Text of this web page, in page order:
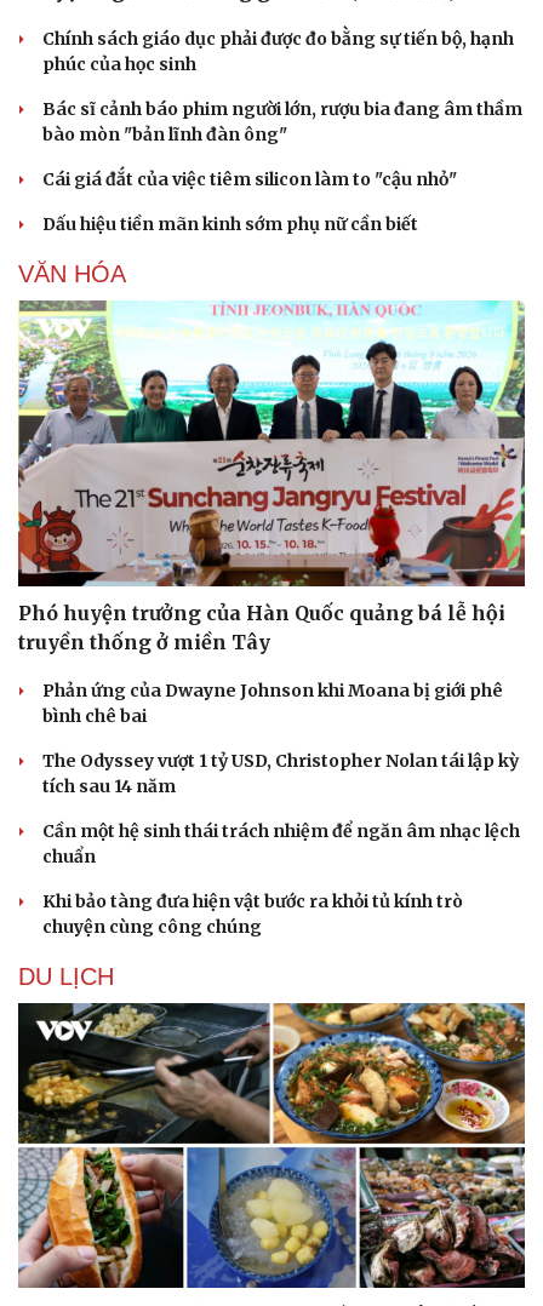
Văn hóa
Sân khấu - Điện ảnh
Văn học
Âm nhạc
Di sản
Giải trí
Nghệ sĩ
Chính sách giáo dục phải được đo bằng sự tiến bộ, hạnh
phúc của học sinh
Bác sĩ cảnh báo phim người lớn, rượu bia đang âm thầm
bào mòn "bản lĩnh đàn ông"
Cái giá đắt của việc tiêm silicon làm to "cậu nhỏ"
Dấu hiệu tiền mãn kinh sớm phụ nữ cần biết
VĂN HÓA
Phó huyện trưởng của Hàn Quốc quảng bá lễ hội
truyền thống ở miền Tây
Phản ứng của Dwayne Johnson khi Moana bị giới phê
bình chê bai
The Odyssey vượt 1 tỷ USD, Christopher Nolan tái lập kỳ
tích sau 14 năm
Cần một hệ sinh thái trách nhiệm để ngăn âm nhạc lệch
chuẩn
Khi bảo tàng đưa hiện vật bước ra khỏi tủ kính trò
chuyện cùng công chúng
DU LỊCH